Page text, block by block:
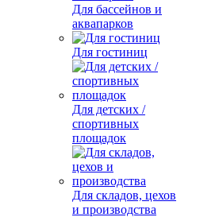
Для бассейнов и
аквапарков
Для гостиниц
Для детских /
спортивных
площадок
Для складов, цехов
и производства